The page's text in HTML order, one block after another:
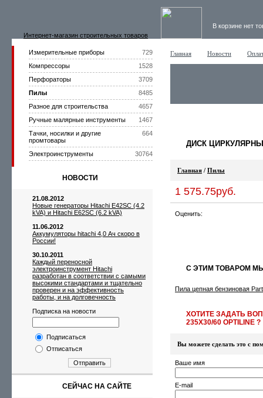
Интернет-магазин строительных товаров
В корзине нет
729
Измерительные приборы
1528
Компрессоры
3709
Перфораторы
8485
Пилы
4657
Разное для строительства
1467
Ручные малярные инструменты
664
Тачки, носилки и другие
промтовары
30764
Электроинструменты
НОВОСТИ
21.08.2012
Новые генераторы Hitachi E42SC (4.2
kVA) и Hitachi E62SC (6.2 kVA)
11.06.2012
Аккумуляторы hitachi 4,0 Ач скоро в
России!
30.10.2011
Каждый переносной
электроинструмент Hitachi
разработан в соответствии с самыми
высокими стандартами и тщательно
проверен и на эффективность
работы, и на долговечность
Подписка на новости
Подписаться
Отписаться
Отправить
СЕЙЧАС НА САЙТЕ
Главная Новости
ДИСК ЦИРКУЛЯРНЫЙ
Главная / Пилы
1 575.75руб.
Оценить:
С ЭТИМ ТОВАРОМ
Пила цепная бензиновая
ХОТИТЕ ЗАДАТЬ
235X30/60 OPTILINE ?
Вы можете сделать это с
Ваше имя
E-mail